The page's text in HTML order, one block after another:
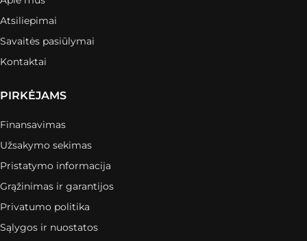
Atsiliepimai
Savaitės pasiūlymai
Kontaktai
PIRKĖJAMS
Finansavimas
Užsakymo sekimas
Pristatymo informacija
Grąžinimas ir garantijos
Privatumo politika
Sąlygos ir nuostatos